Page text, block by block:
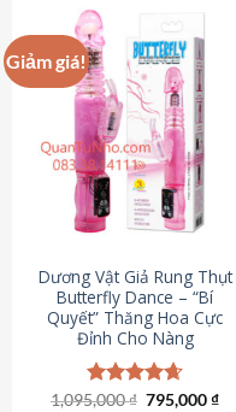
Giảm giá!
Dương Vật Giả Rung Thụt
Butterfly Dance – “Bí
Quyết” Thăng Hoa Cực
Đỉnh Cho Nàng
Được xếp
1,095,000₫ Giá
795,000₫Giá